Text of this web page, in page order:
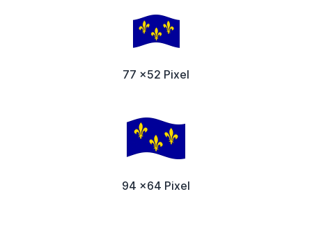
77 x52 Pixel
94 x64 Pixel